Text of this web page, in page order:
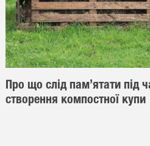
Про що слід пам’ятати під
створення компостної купи